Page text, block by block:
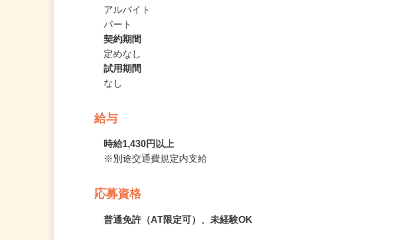
雇用形態
アルバイト
パート
契約期間
定めなし
給与
※別途交通費規定内支給
応募資格